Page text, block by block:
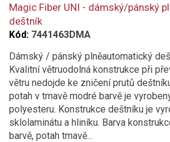
vícebarevný
oranžová
modrá
vínová
Magic Fiber UNI - dámský/pánský
deštník
Kód: 7441463DMA
Dámský / pánský plněautomatický
Kvalitní větruodolná konstrukce při
větru nedojde ke zničení prutů
potah v tmavě modré barvě je
polyesteru. Konstrukce deštníku je
sklolaminátu a hliníku. Barva
barvě, potah tmavě...